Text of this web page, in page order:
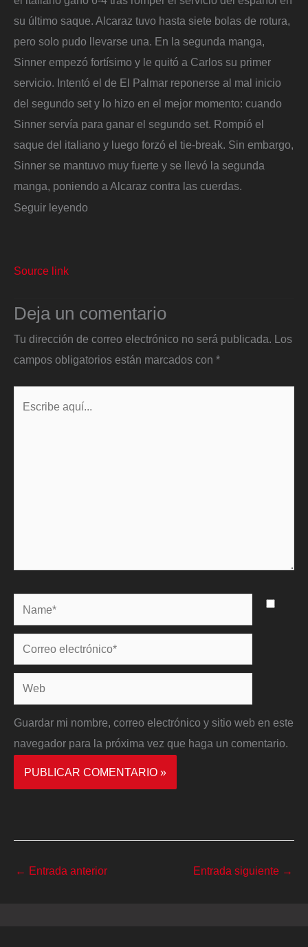
su último saque. Alcaraz tuvo hasta siete bolas de rotura,
pero solo pudo llevarse una. En la segunda manga,
Sinner empezó fortísimo y le quitó a Carlos su primer
servicio. Intentó el de El Palmar reponerse al mal inicio
del segundo set y lo hizo en el mejor momento: cuando
Sinner servía para ganar el segundo set. Rompió el
saque del italiano y luego forzó el tie-break. Sin embargo,
Sinner se mantuvo muy fuerte y se llevó la segunda
manga, poniendo a Alcaraz contra las cuerdas.
Seguir leyendo
Source link
Deja un comentario
Tu dirección de correo electrónico no será publicada. Los
campos obligatorios están marcados con *
Name*
Correo
electrónico*
Web
Guardar mi nombre, correo electrónico y sitio web en este
navegador para la próxima vez que haga un comentario.
← Entrada anterior Entrada siguiente →